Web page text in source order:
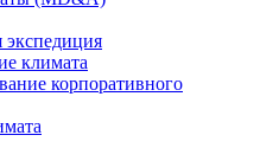
экспедиция
климата
корпоративного